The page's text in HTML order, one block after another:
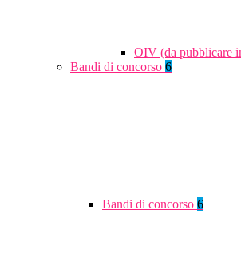
OIV (da pubblicare
Bandi di concorso 6
Bandi di concorso 6